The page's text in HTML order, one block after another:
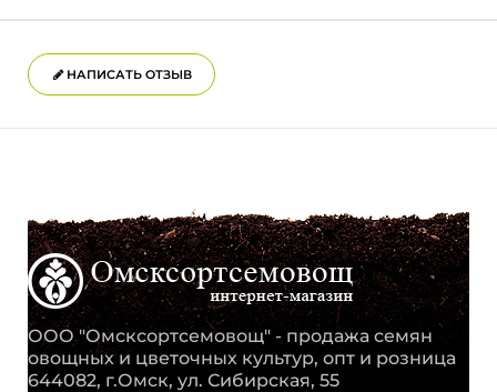
НАПИСАТЬ ОТЗЫВ
ООО "Омсксортсемовощ" - продажа семян
овощных и цветочных культур, опт и розница
644082, г.Омск, ул. Сибирская, 55